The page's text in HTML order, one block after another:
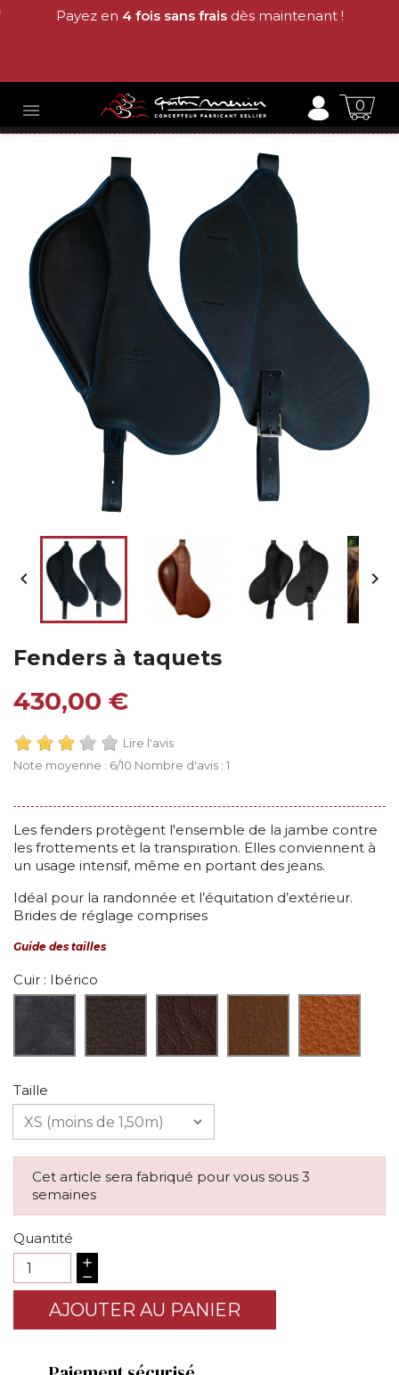
Payez en 4 fois sans fraisdès maintenant !
 0
 
Fenders à taquets
430,00 €
Lire l'avis
Note moyenne : 6/10 Nombre d'avis : 1
Les fenders protègent l'ensemble de la jambe contre
les frottements et la transpiration. Elles conviennent à
un usage intensif, même en portant des jeans.
Idéal pour la randonnée et l’équitation d’extérieur.
Brides de réglage comprises
Guide des tailles
Cuir : Ibérico
Taille
Cet article sera fabriqué pour vous sous 3
semaines
Quantité
AJOUTER AU PANIER